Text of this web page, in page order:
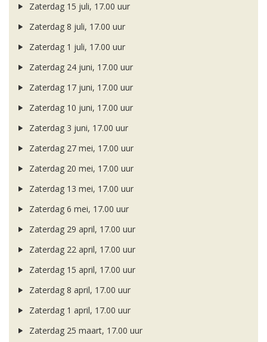
Zaterdag 15 juli, 17.00 uur
Zaterdag 8 juli, 17.00 uur
Zaterdag 1 juli, 17.00 uur
Zaterdag 24 juni, 17.00 uur
Zaterdag 17 juni, 17.00 uur
Zaterdag 10 juni, 17.00 uur
Zaterdag 3 juni, 17.00 uur
Zaterdag 27 mei, 17.00 uur
Zaterdag 20 mei, 17.00 uur
Zaterdag 13 mei, 17.00 uur
Zaterdag 6 mei, 17.00 uur
Zaterdag 29 april, 17.00 uur
Zaterdag 22 april, 17.00 uur
Zaterdag 15 april, 17.00 uur
Zaterdag 8 april, 17.00 uur
Zaterdag 1 april, 17.00 uur
Zaterdag 25 maart, 17.00 uur